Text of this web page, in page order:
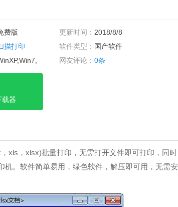
费版 更新时间： 2018/8/8
描打印 软件类型： 国产软件
网友评论：0条
载器
xls，xlsx)批量打印，无需打开文件即可打印，同时
。软件简单易用，绿色软件，解压即可用，无需安